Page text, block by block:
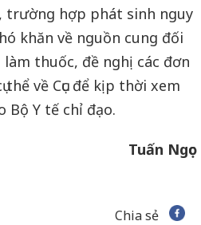
trường hợp phát sinh nguy
khăn về nguồn cung đối
thuốc, đề nghị các đơn
về Cục để kịp thời xem
Bộ Y tế chỉ đạo.
Tuấn Ngọc
Chia sẻ